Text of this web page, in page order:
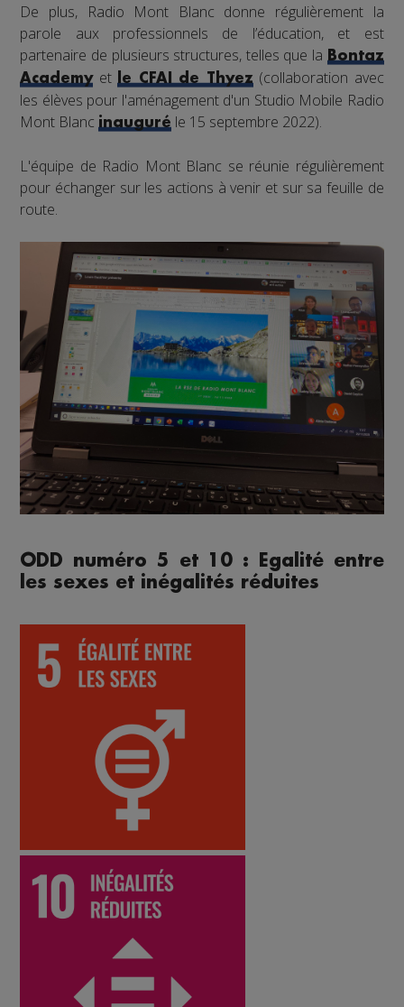
De plus, Radio Mont Blanc donne régulièrement la
parole aux professionnels de l’éducation, et est
partenaire de plusieurs structures, telles que la
Bontaz
Academyet le CFAI de Thyez(collaboration avec
les élèves pour l'aménagement d'un Studio Mobile Radio
Mont Blancinauguré le 15 septembre 2022).
L'équipe de Radio Mont Blanc se réunie régulièrement
pour échanger sur les actions à venir et sur sa feuille de
route.
ODD numéro 5 et 10 : Egalité entre
les sexes et inégalités réduites